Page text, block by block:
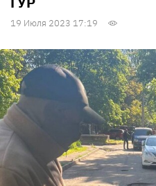
19 Июля 2023 17:19